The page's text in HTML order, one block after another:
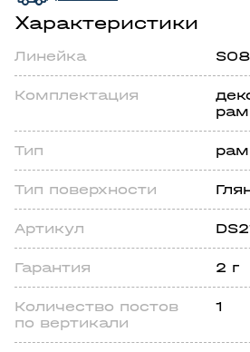
Характеристики
Линейка S08
Комплектация
Тип
Тип поверхности
Артикул
Гарантия 2 г
Количество постов
по вертикали
1